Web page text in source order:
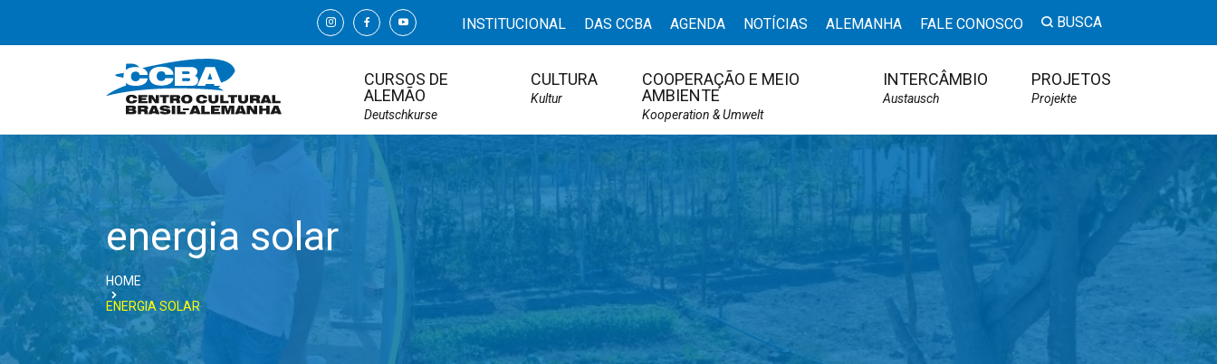
INSTITUCIONAL DAS CCBA AGENDA NOTÍCIAS ALEMANHA FALE CONOSCO BUSCA
CURSOS DE
ALEMÃO
Deutschkurse
CULTURA
Kultur
COOPERAÇÃO E MEIO
AMBIENTE
Kooperation & Umwelt
INTERCÂMBIO
Austausch
PROJETOS
Projekte
energia solar
HOME
ENERGIA SOLAR